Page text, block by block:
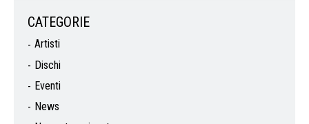
CATEGORIE
Artisti
Dischi
Eventi
News